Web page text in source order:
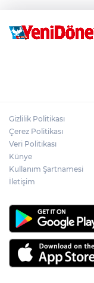
Gizlilik Politikası
Çerez Politikası
Veri Politikası
Künye
Kullanım Şartnamesi
İletişim